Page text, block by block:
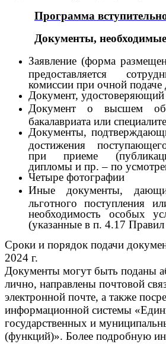
Программа
Документы,
Заявление (форма
предоставляется
комиссии при очной подаче
Документ, удостоверяющий
Документ о высшем
бакалавриата или
Документы,
достижения
при приеме
дипломы и пр. – по
Четыре фотографии
Иные документы,
льготного поступления
необходимость особых
(указанные в п. 4.17
Сроки и порядок подачи
2024 г.
Документы могут быть поданы
лично, направлены почтовой
электронной почте, а также
информационной системы
государственных и
(функций)». Более подробную